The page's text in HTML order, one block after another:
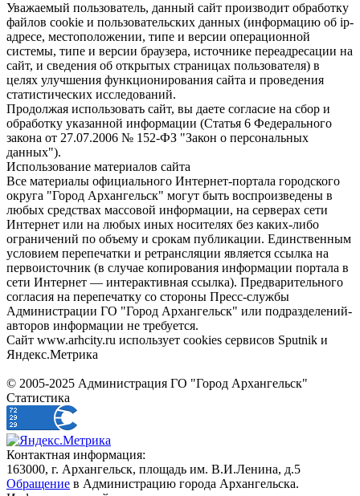
Уважаемый пользователь, данный сайт производит обработку
файлов cookie и пользовательских данных (информацию об ip-
адресе, местоположении, типе и версии операционной
системы, типе и версии браузера, источнике переадресации на
сайт, и сведения об открытых страницах пользователя) в
целях улучшения функционирования сайта и проведения
статистических исследований.
Продолжая использовать сайт, вы даете согласие на сбор и
обработку указанной информации (Статья 6 Федерального
закона от 27.07.2006 № 152-ФЗ "Закон о персональных
данных").
Использование материалов сайта
Все материалы официального Интернет-портала городского
округа "Город Архангельск" могут быть воспроизведены в
любых средствах массовой информации, на серверах сети
Интернет или на любых иных носителях без каких-либо
ограничений по объему и срокам публикации. Единственным
условием перепечатки и ретрансляции является ссылка на
первоисточник (в случае копирования информации портала в
сети Интернет — интерактивная ссылка). Предварительного
согласия на перепечатку со стороны Пресс-службы
Администрации ГО "Город Архангельск" или подразделений-
авторов информации не требуется.
Сайт www.arhcity.ru использует cookies сервисов Sputnik и
Яндекс.Метрика
© 2005-2025 Администрация ГО "Город Архангельск"
Статистика
Контактная информация:
163000, г. Архангельск, площадь им. В.И.Ленина, д.5
Обращение в Администрацию города Архангельска.